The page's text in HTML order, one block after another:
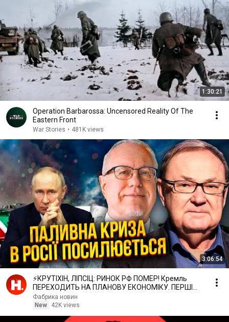
1:30:21
Operation Barbarossa: Uncensored Reality Of The
Eastern Front
War Stories • 481K views
3:06:54
⚡️КРУТІХІН, ЛІПСІЦ: РИНОК РФ ПОМЕР! Кремль
ПЕРЕХОДИТЬ НА ПЛАНОВУ ЕКОНОМІКУ. ПЕРШІ
НАСЛІДКИ ШОКУЮТЬ
Фабрика новин
New
42K views